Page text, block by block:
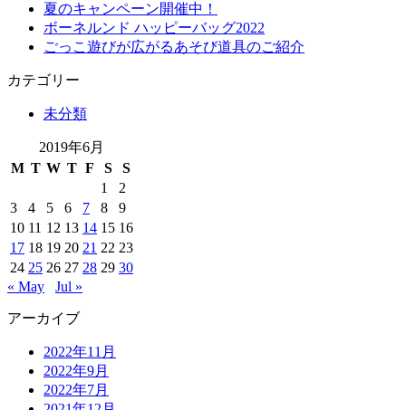
夏のキャンペーン開催中！
ボーネルンド ハッピーバッグ2022
ごっこ遊びが広がるあそび道具のご紹介
カテゴリー
未分類
2019年6月
M T W T F S
S
1
2
3
4 5 6 7 8
9
10 11 12 13 14 15 16
17 18 19 20 21 22 23
24 25 26 27 28 29 30
« May
Jul »
アーカイブ
2022年11月
2022年9月
2022年7月